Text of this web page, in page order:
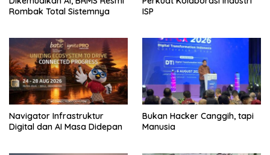
Rombak Total Sistemnya
ISP
Navigator Infrastruktur
Digital dan AI Masa Didepan
Bukan Hacker Canggih, tapi
Manusia